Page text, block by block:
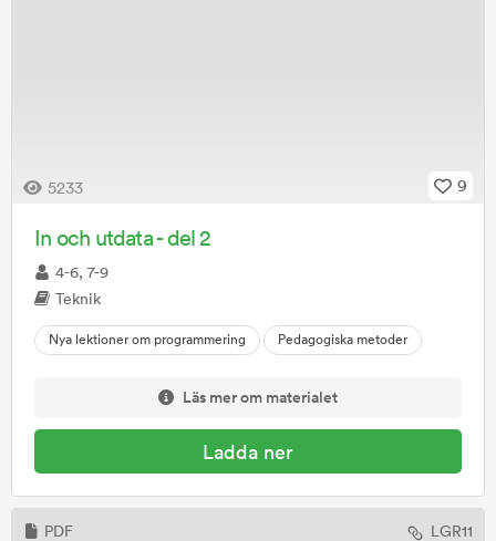
5233 9
In och utdata - del 2
4-6, 7-9
Teknik
Nya lektioner om programmering Pedagogiska metoder
Läs mer om materialet
Ladda ner
PDF LGR11